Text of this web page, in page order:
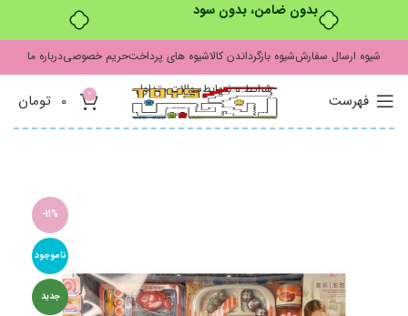
بدون ضامن، بدون سود
شیوه ارسال سفارششیوه بازگرداندن کالاشیوه های پرداختحریم خصوصیدرباره ما
شرایط و ضوابطسوالات متداول
فهرست 0
0 تومان
-11%
ناموجود
جدید